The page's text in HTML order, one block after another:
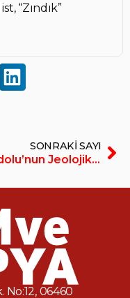
“Zındık”
SONRAKI SAYI
Anadolu’nun Jeolojik Evrimi – Anadolu’da Primatların Evrimi
No:12, 06460